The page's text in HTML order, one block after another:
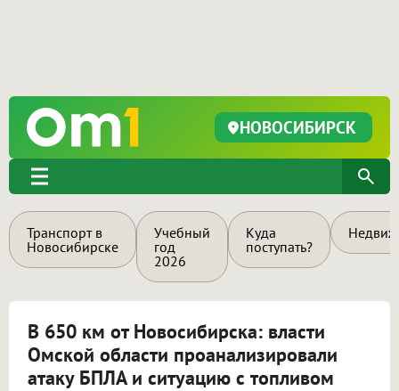
НОВОСИБИРСК
Транспорт в
Новосибирске
Учебный
год
2026
Куда
поступать?
В 650 км от Новосибирска: власти
Омской области проанализировали
атаку БПЛА и ситуацию с топливом